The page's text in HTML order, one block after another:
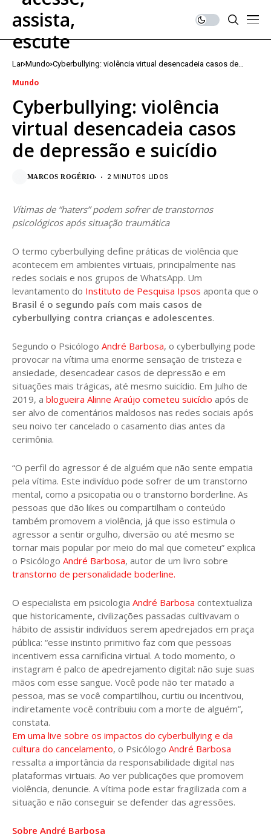
Lar Mundo Cyberbullying: violência virtual desencadeia casos de
Mundo
Cyberbullying: violência
virtual desencadeia casos
de depressão e suicídio
MARCOS ROGÉRIO 2 MINUTOS LIDOS
Vítimas de “haters” podem sofrer de transtornos
psicológicos após situação traumática
O termo cyberbullying define práticas de violência que
acontecem em ambientes virtuais, principalmente nas
redes sociais e nos grupos de WhatsApp. Um
levantamento do Instituto de Pesquisa Ipsos aponta que o
Brasil é o segundo país com mais casos de
cyberbullying contra crianças e adolescentes.
Segundo o Psicólogo André Barbosa, o cyberbullying pode
provocar na vítima uma enorme sensação de tristeza e
ansiedade, desencadear casos de depressão e em
situações mais trágicas, até mesmo suicídio. Em Julho de
2019, a blogueira Alinne Araújo cometeu suicídio após de
ser alvo de comentários maldosos nas redes sociais após
seu noivo ter cancelado o casamento dias antes da
cerimônia.
“O perfil do agressor é de alguém que não sente empatia
pela vítima. Este indivíduo pode sofrer de um transtorno
mental, como a psicopatia ou o transtorno borderline. As
pessoas que dão likes ou compartilham o conteúdo
também promovem a violência, já que isso estimula o
agressor a sentir orgulho, diversão ou até mesmo se
tornar mais popular por meio do mal que cometeu” explica
o Psicólogo André Barbosa, autor de um livro sobre
transtorno de personalidade boderline.
O especialista em psicologia André Barbosa contextualiza
que historicamente, civilizações passadas cultivavam o
hábito de assistir indivíduos serem apedrejados em praça
pública: “esse instinto primitivo faz com que pessoas
incentivem essa carnificina virtual. A todo momento, o
instagram é palco de apedrejamento digital: não suje suas
mãos com esse sangue. Você pode não ter matado a
pessoa, mas se você compartilhou, curtiu ou incentivou,
indiretamente você contribuiu com a morte de alguém”,
constata.
Em uma live sobre os impactos do cyberbullying e da
cultura do cancelamento, o Psicólogo André Barbosa
ressalta a importância da responsabilidade digital nas
plataformas virtuais. Ao ver publicações que promovem
violência, denuncie. A vítima pode estar fragilizada com a
situação e não conseguir se defender das agressões.
Sobre André Barbosa